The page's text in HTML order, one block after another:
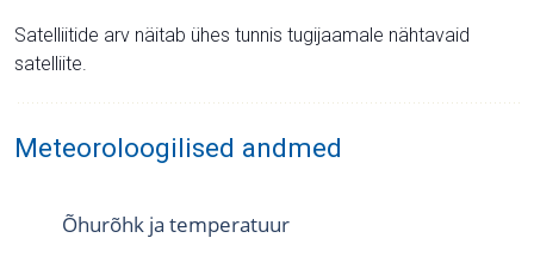
Satelliitide arv näitab ühes tunnis tugijaamale nähtavaid
satelliite.
Meteoroloogilised andmed
Õhurõhk ja temperatuur